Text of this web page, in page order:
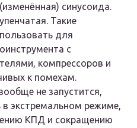
синусоида.
Такие
для
с
компрессоров и
к помехам.
не запустится,
экстремальном режиме,
КПД и сокращению